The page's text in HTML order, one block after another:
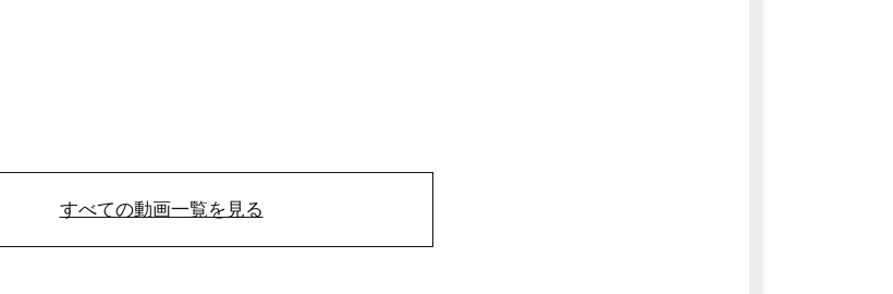
すべての動画一覧を見る